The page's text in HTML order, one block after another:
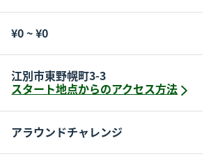
¥0~¥0
江別市東野幌町3-3
スタート地点からのアクセス方法
アラウンドチャレンジ